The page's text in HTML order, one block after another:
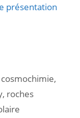
présentation
cosmochimie,
, roches